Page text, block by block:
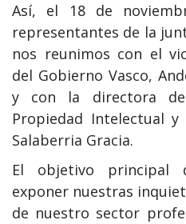
Así, el 18 de
representantes de la
nos reunimos con el
del Gobierno Vasco,
y con la directora de
Propiedad Intelectual
Salaberria Gracia.
El objetivo principal
exponer nuestras
de nuestro sector